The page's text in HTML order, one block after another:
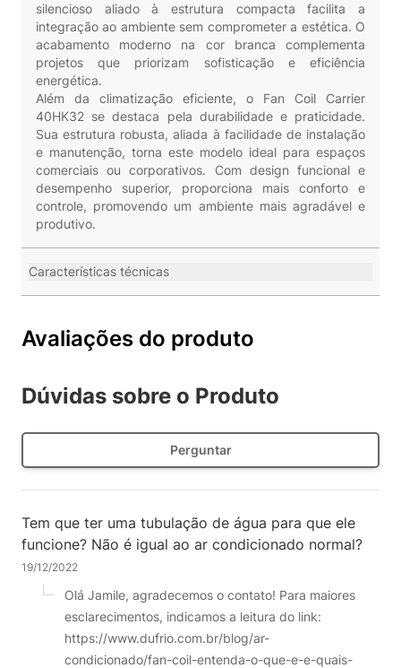
silencioso aliado à estrutura compacta facilita a
integração ao ambiente sem comprometer a estética. O
acabamento moderno na cor branca complementa
projetos que priorizam sofisticação e eficiência
energética.
Além da climatização eficiente, o Fan Coil Carrier
40HK32 se destaca pela durabilidade e praticidade.
Sua estrutura robusta, aliada à facilidade de instalação
e manutenção, torna este modelo ideal para espaços
comerciais ou corporativos. Com design funcional e
desempenho superior, proporciona mais conforto e
controle, promovendo um ambiente mais agradável e
produtivo.
Características técnicas
Avaliações do produto
Dúvidas sobre o Produto
Perguntar
Tem que ter uma tubulação de água para que ele
funcione? Não é igual ao ar condicionado normal?
19/12/2022
Olá Jamile, agradecemos o contato! Para maiores
esclarecimentos, indicamos a leitura do link:
https://www.dufrio.com.br/blog/ar-
condicionado/fan-coil-entenda-o-que-e-e-quais-